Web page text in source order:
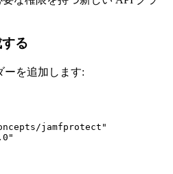
る
ーを追加します:
jamfprotect"